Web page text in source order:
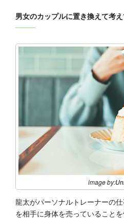
男女のカップルに置き換えて考
image by:
龍太がパーソナルトレーナーの
を相手に身体を売っていること